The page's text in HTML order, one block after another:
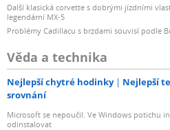
Další klasická corvette s dobrými jízdními
legendární MX-5
Problémy Cadillacu s brzdami souvisí podle
Věda a technika
Nejlepší chytré hodinky Nejlepší
srovnání
Microsoft se nepoučil. Ve Windows potichu
odinstalovat